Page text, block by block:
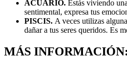
ACUARIO. Estás viviendo
sentimental, expresa tus
PISCIS. A veces utilizas
dañar a tus seres queridos. Es
MÁS INFORMACIÓN: